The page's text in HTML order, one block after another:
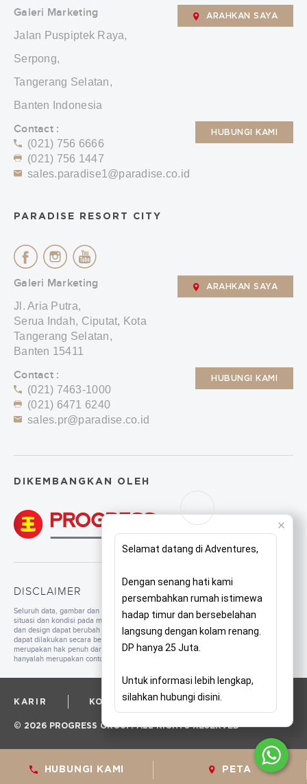
Galeri Marketing
Jalan Puspiptek Raya,
Serpong,
Tangerang Selatan,
Banten Indonesia
ARAHKAN SAYA
Contact :
(021) 756 6666
(021) 756 1447
sales.paradise1@paradise.co.id
HUBUNGI KAMI
PARADISE RESORT CITY
Galeri Marketing
Jl. Aria Putra,
Serua Indah, Ciputat, Kota
Tangerang Selatan,
Banten 15411
ARAHKAN SAYA
Contact :
(021) 7463-1000
(021) 6471 6240
sales.pr@paradise.co.id
HUBUNGI KAMI
DIKEMBANGKAN OLEH
DISCLAIMER
Seluruh data, gambar dan tulisan yang tercantum di dalam website merupakan
situasi dan kondisi pada masa persiapan. Untuk pengembangan mutu, spesifikasi
dan design dapat berubah sewaktu-waktu tanpa pemberitahuan. Pembangunan
dapat dilakukan secara bertahap sesuai dengan tahapan dan perencanaan yang
merupakan hak penuh dari pengembang. Seluruh ilustrasi/foto yang ditampilkan
hanyalah merupakan contoh dan bukan merupakan bagian dari perjanjian jual beli.
KARIR KORPORAT PRIVACY POLICY
© 2026 PROGRESS GROUP. ALL RIGHTS RESERVED
HUBUNGI KAMI PETA
Selamat datang di Adventures,
Dengan senang hati kami
persembahkan rumah istimewa
hadap timur dan bersebelahan
langsung dengan kolam renang.
DP hanya 25 Juta.
Untuk informasi lebih lengkap,
silahkan hubungi disini.